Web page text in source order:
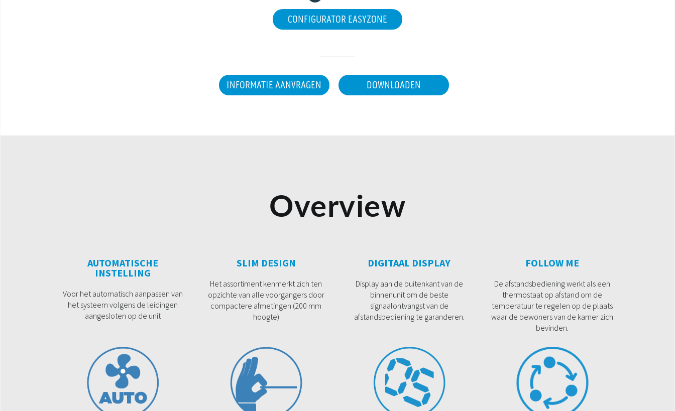
CONFIGURATOR EASYZONE
INFORMATIE AANVRAGEN DOWNLOADEN
Overview
AUTOMATISCHE
INSTELLING
Voor het automatisch aanpassen van
het systeem volgens de leidingen
aangesloten op de unit
SLIM DESIGN
Het assortiment kenmerkt zich ten
opzichte van alle voorgangers door
compactere afmetingen (200 mm
hoogte)
DIGITAAL DISPLAY
Display aan de buitenkant van de
binnenunit om de beste
signaalontvangst van de
afstandsbediening te garanderen.
FOLLOW ME
De afstandsbediening werkt als een
thermostaat op afstand om de
temperatuur te regelen op de plaats
waar de bewoners van de kamer zich
bevinden.